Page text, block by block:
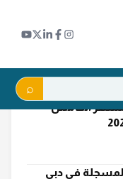
تتصدر مبيعات
الخامس
المسجلة في دبي